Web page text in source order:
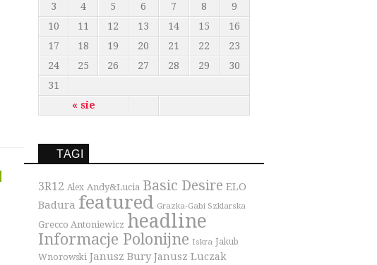
« sie
3
4 5 6 7 8
9
10
11 12 13 14 15
16
17
18 19 20 21 22
23
24
25 26 27 28 29
30
31
TAGI
3R12 Alex Andy&Lucia Basic Desire ELO
Badura featured Grazka-Gabi Szklarska
Grecco Antoniewicz headline
Informacje Polonijne Iskra Jakub
Wnorowski Janusz Bury Janusz Luczak